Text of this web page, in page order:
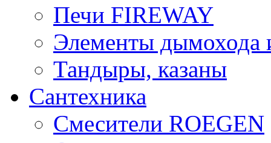
Печи FIREWAY
Элементы дымохода
Тандыры, казаны
Сантехника
Смесители ROEGEN